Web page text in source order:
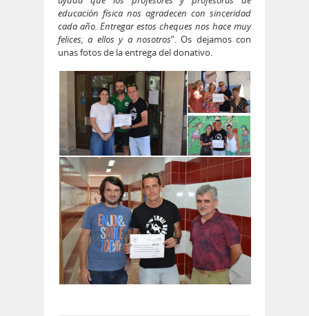
educación física nos agradecen con sinceridad
cada año. Entregar estos cheques nos hace muy
felices, a ellos y a nosotros”. Os dejamos con
unas fotos de la entrega del donativo.